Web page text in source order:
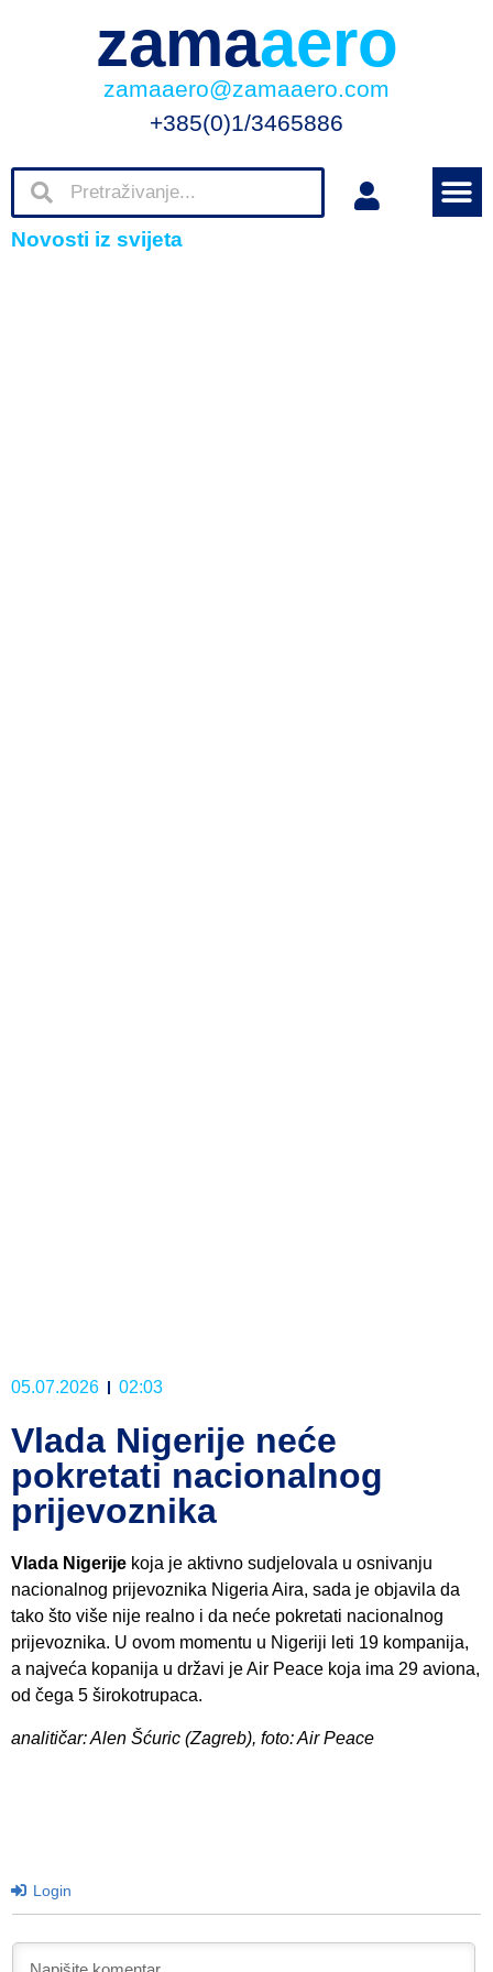
zamaaero
zamaaero@zamaaero.com
+385(0)1/3465886
Novosti iz svijeta
05.07.2026 02:03
Vlada Nigerije neće
pokretati nacionalnog
prijevoznika
Vlada Nigerije koja je aktivno sudjelovala u osnivanju
nacionalnog prijevoznika Nigeria Aira, sada je objavila da
tako što više nije realno i da neće pokretati nacionalnog
prijevoznika. U ovom momentu u Nigeriji leti 19 kompanija,
a najveća kopanija u državi je Air Peace koja ima 29 aviona,
od čega 5 širokotrupaca.
analitičar: Alen Šćuric (Zagreb), foto: Air Peace
Login